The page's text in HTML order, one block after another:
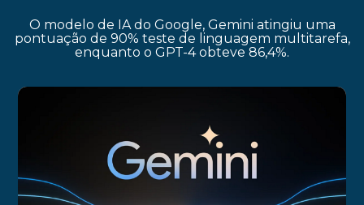
O modelo de IA do Google, Gemini atingiu uma
pontuação de 90% teste de linguagem multitarefa,
enquanto o GPT-4 obteve 86,4%.